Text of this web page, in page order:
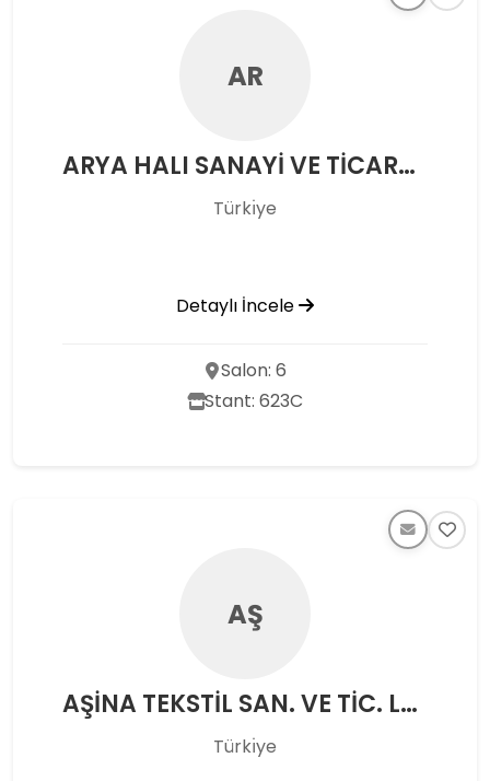
AR
ARYA HALI SANAYİ VE TİCARET LTD ŞTİ
Türkı̇ye
Detaylı İncele
Salon: 6
Stant: 623C
AŞ
AŞİNA TEKSTİL SAN. VE TİC. LTD. ŞTİ.
Türkı̇ye